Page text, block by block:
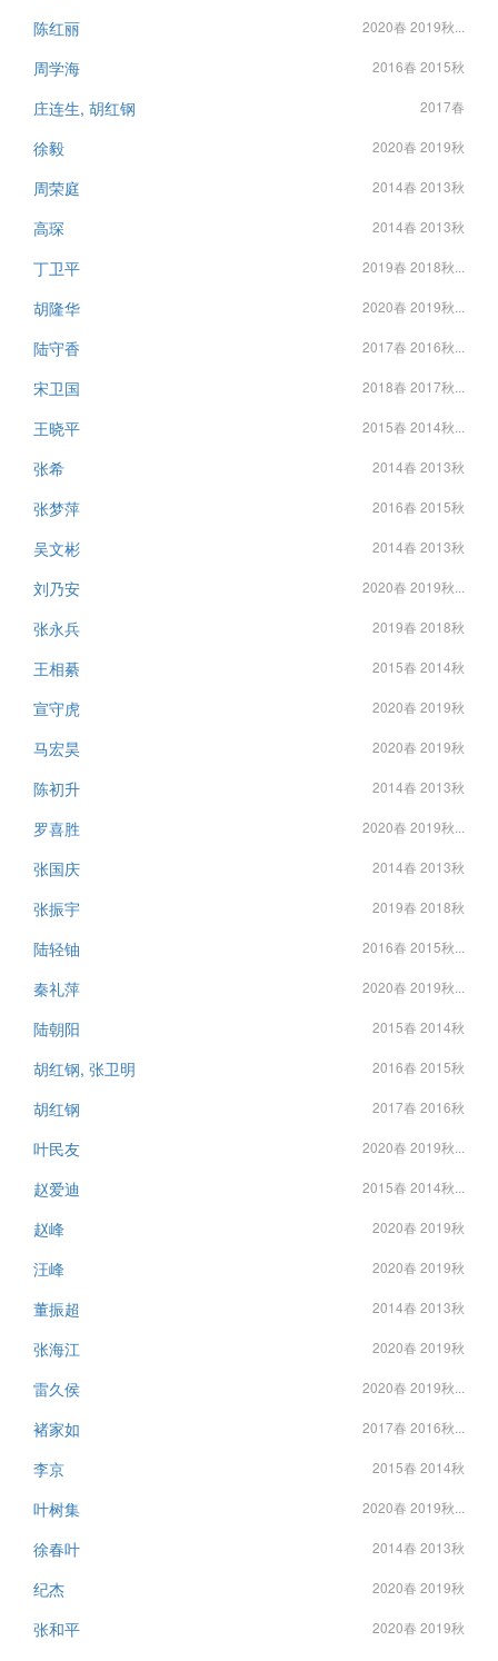
陈红丽 2020春 2019秋...
周学海 2016春 2015秋
庄连生, 胡红钢 2017春
徐毅 2020春 2019秋
周荣庭 2014春 2013秋
高琛 2014春 2013秋
丁卫平 2019春 2018秋...
胡隆华 2020春 2019秋...
陆守香 2017春 2016秋...
宋卫国 2018春 2017秋...
王晓平 2015春 2014秋...
张希 2014春 2013秋
张梦萍 2016春 2015秋
吴文彬 2014春 2013秋
刘乃安 2020春 2019秋...
张永兵 2019春 2018秋
王相綦 2015春 2014秋
宣守虎 2020春 2019秋
马宏昊 2020春 2019秋
陈初升 2014春 2013秋
罗喜胜 2020春 2019秋...
张国庆 2014春 2013秋
张振宇 2019春 2018秋
陆轻铀 2016春 2015秋...
秦礼萍 2020春 2019秋...
陆朝阳 2015春 2014秋
胡红钢, 张卫明 2016春 2015秋
胡红钢 2017春 2016秋
叶民友 2020春 2019秋...
赵爱迪 2015春 2014秋...
赵峰 2020春 2019秋
汪峰 2020春 2019秋
董振超 2014春 2013秋
张海江 2020春 2019秋
雷久侯 2020春 2019秋...
褚家如 2017春 2016秋...
李京 2015春 2014秋
叶树集 2020春 2019秋...
徐春叶 2014春 2013秋
纪杰 2020春 2019秋
张和平 2020春 2019秋